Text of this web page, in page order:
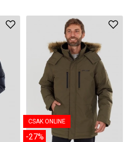
CSAK ONLINE
-27%